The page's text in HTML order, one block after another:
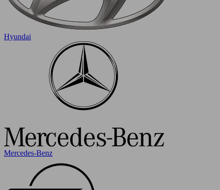
Hyundai
Mercedes-Benz